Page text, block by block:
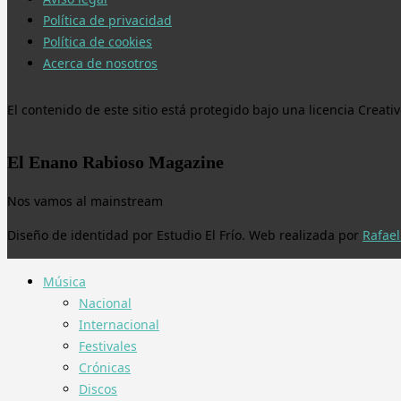
Política de privacidad
Política de cookies
Acerca de nosotros
El contenido de este sitio está protegido bajo una licencia
El Enano Rabioso Magazine
Nos vamos al mainstream
Diseño de identidad por Estudio El Frío. Web realizada por
Música
Nacional
Internacional
Festivales
Crónicas
Discos